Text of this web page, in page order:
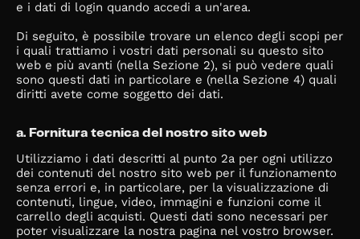
e i dati di login quando accedi a un'area.
Di seguito, è possibile trovare un elenco degli scopi per
i quali trattiamo i vostri dati personali su questo sito
web e più avanti (nella Sezione 2), si può vedere quali
sono questi dati in particolare e (nella Sezione 4) quali
diritti avete come soggetto dei dati.
a. Fornitura tecnica del nostro sito web
Utilizziamo i dati descritti al punto 2a per ogni utilizzo
dei contenuti del nostro sito web per il funzionamento
senza errori e, in particolare, per la visualizzazione di
contenuti, lingue, video, immagini e funzioni come il
carrello degli acquisti. Questi dati sono necessari per
poter visualizzare la nostra pagina nel vostro browser.